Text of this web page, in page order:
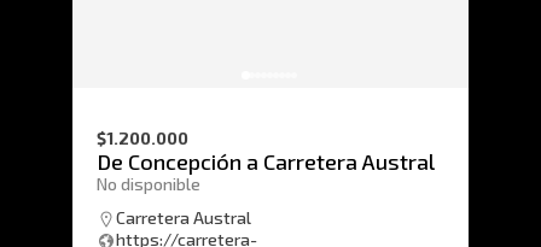
$1.200.000
De Concepción a Carretera Austral
No disponible
Carretera Austral
https://carretera-